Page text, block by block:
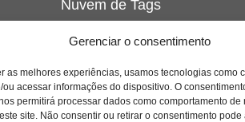
Gerenciar o consentimento
as melhores experiências, usamos tecnologias como
ou acessar informações do dispositivo. O
permitirá processar dados como comportamento de
site. Não consentir ou retirar o consentimento pode
Nuvem de Tags
crianca cuidado cultura depressao
educação família
freud infância insight jung liberdade